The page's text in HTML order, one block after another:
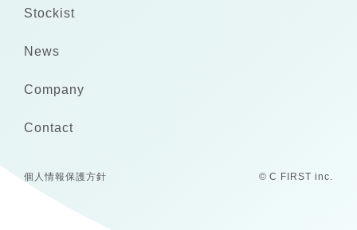
Stockist
News
Company
Contact
個人情報保護方針 © C FIRST inc.